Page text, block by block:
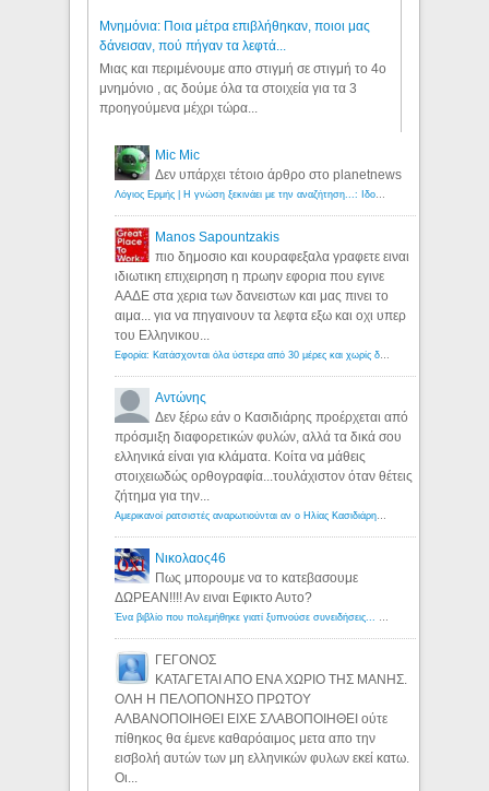
Μνημόνια: Ποια μέτρα επιβλήθηκαν, ποιοι μας
δάνεισαν, πού πήγαν τα λεφτά...
Μιας και περιμένουμε απο στιγμή σε στιγμή το 4ο
μνημόνιο , ας δούμε όλα τα στοιχεία για τα 3
προηγούμενα μέχρι τώρα...
Mic Mic
Δεν υπάρχει τέτοιο άρθρο στο planetnews
Λόγιος Ερμής | Η γνώση ξεκινάει με την αναζήτηση...: Ιδού οι 18 που χρωστούν 11 δις ευρώ!
Manos Sapountzakis
πιο δημοσιο και κουραφεξαλα γραφετε ειναι
ιδιωτικη επιχειρηση η πρωην εφορια που εγινε
ΑΑΔΕ στα χερια των δανειστων και μας πινει το
αιμα... για να πηγαινουν τα λεφτα εξω και οχι υπερ
του Ελληνικου...
Εφορία: Κατάσχονται όλα ύστερα από 30 μέρες και χωρίς δικαστικές αποφάσεις - Λόγιος Ερμής
Αντώνης
Δεν ξέρω εάν ο Κασιδιάρης προέρχεται από
πρόσμιξη διαφορετικών φυλών, αλλά τα δικά σου
ελληνικά είναι για κλάματα. Κοίτα να μάθεις
στοιχειωδώς ορθογραφία...τουλάχιστον όταν θέτεις
ζήτημα για την...
Αμερικανοί ρατσιστές αναρωτιούνται αν ο Ηλίας Κασιδιάρης ανήκει στη λευκή φυλή... - Λόγιος Ερμής
Νικολαος46
Πως μπορουμε να το κατεβασουμε
ΔΩΡΕΑΝ!!!! Αν ειναι Εφικτο Αυτο?
Ένα βιβλίο που πολεμήθηκε γιατί ξυπνούσε συνειδήσεις... - Λόγιος Ερμής | Η γνώση ξεκινάει με την αναζήτηση...
ΓΕΓΟΝΟΣ
ΚΑΤΑΓΕΤΑΙ ΑΠΟ ΕΝΑ ΧΩΡΙΟ ΤΗΣ ΜΑΝΗΣ.
ΟΛΗ Η ΠΕΛΟΠΟΝΗΣΟ ΠΡΩΤΟΥ
ΑΛΒΑΝΟΠΟΙΗΘΕΙ ΕΙΧΕ ΣΛΑΒΟΠΟΙΗΘΕΙ ούτε
πίθηκος θα έμενε καθαρόαιμος μετα απο την
εισβολή αυτών των μη ελληνικών φυλων εκεί κατω.
Οι...